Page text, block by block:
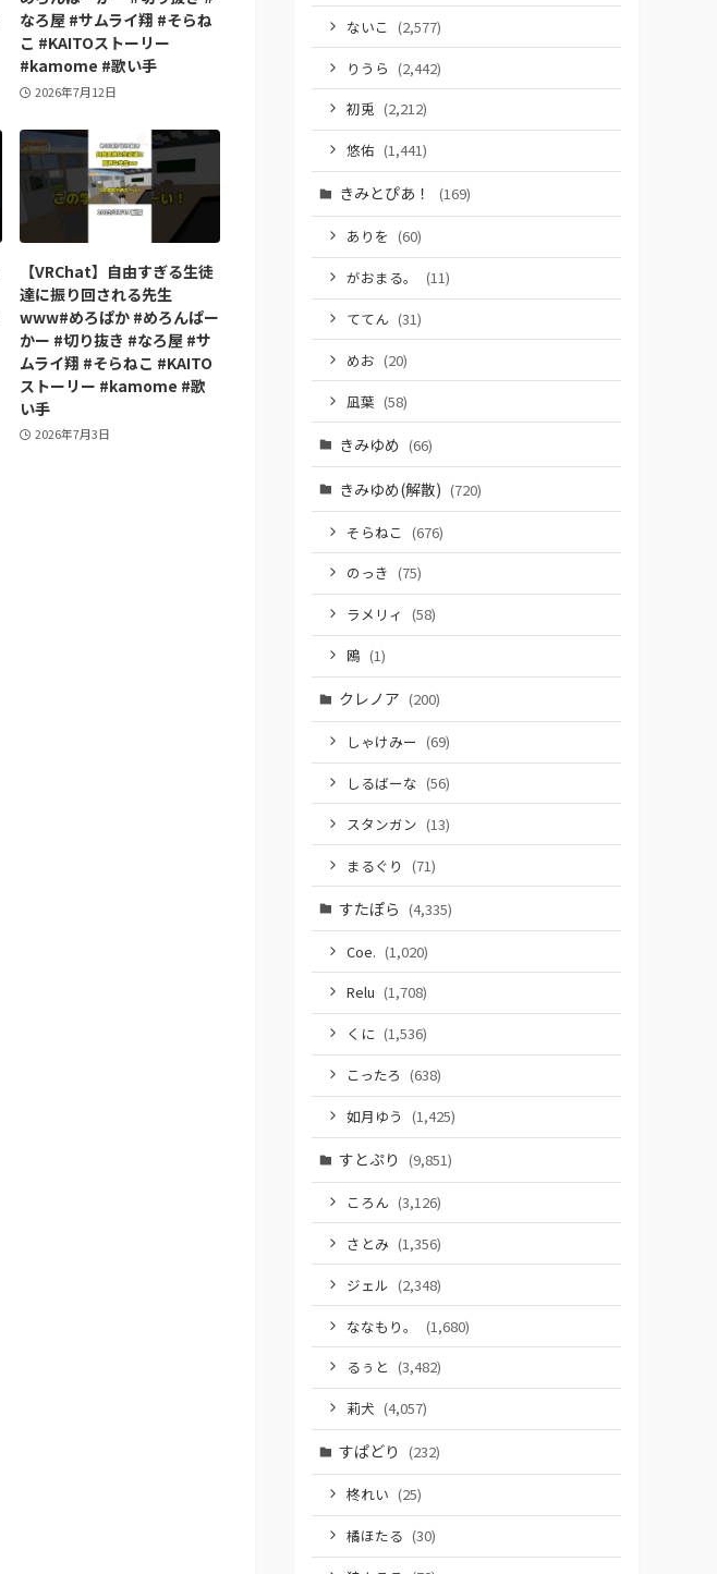
なろ屋 #サムライ翔 #そらね
こ #KAITOストーリー
#kamome #歌い手
2026年7月12日
【VRChat】自由すぎる生徒
達に振り回される先生
www#めろぱか #めろんぱー
かー #切り抜き #なろ屋 #サ
ムライ翔 #そらねこ #KAITO
ストーリー #kamome #歌
い手
2026年7月3日
ないこ (2,577)
りうら (2,442)
初兎 (2,212)
悠佑 (1,441)
きみとぴあ！ (169)
ありを (60)
がおまる。
(11)
ててん (31)
めお (20)
凪葉 (58)
きみゆめ (66)
きみゆめ(解散) (720)
そらねこ (676)
のっき (75)
ラメリィ (58)
鴎 (1)
クレノア (200)
しゃけみー (69)
しるばーな (56)
スタンガン (13)
まるぐり (71)
すたぽら (4,335)
Coe. (1,020)
Relu (1,708)
くに (1,536)
こったろ (638)
如月ゆう (1,425)
すとぷり (9,851)
ころん (3,126)
さとみ (1,356)
ジェル (2,348)
ななもり。
(1,680)
るぅと (3,482)
莉犬 (4,057)
すぱどり (232)
柊れい (25)
橘ほたる (30)